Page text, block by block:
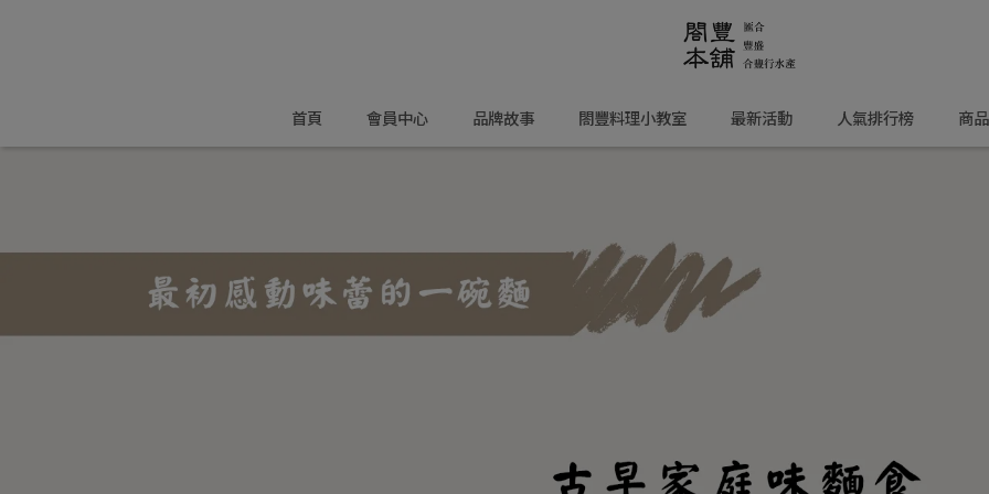
首頁 會員中心 品牌故事 閤豐料理小教室 最新活動 人氣排行榜 商